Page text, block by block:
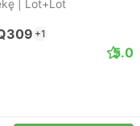
| Lot+Lot
+1
5.0